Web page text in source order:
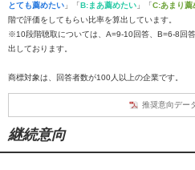
とても薦めたい 」「B:まあ薦めたい 」「C:あまり薦
階で評価をしてもらい比率を算出しています。
※10段階聴取については、A=9-10回答、B=6-8回
出しております。
商標対象は、回答者数が100人以上の企業です。
推奨意向デー
継続意向